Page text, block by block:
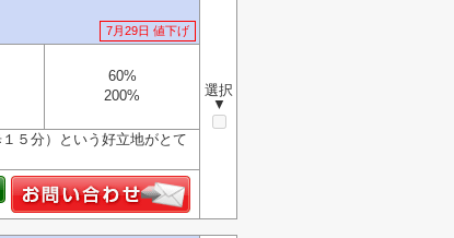
7月29日 値下げ
選択
▼
60%
200%
５分）という好立地がとて